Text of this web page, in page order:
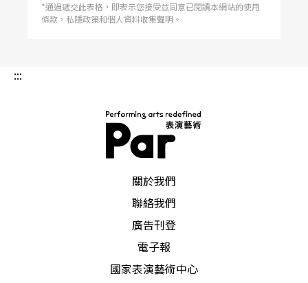
*通過遞交此表格，即表示您接受並同意已閱讀本網站的使用
條款，私隱政策和個人資料收集聲明。
:::
關於我們
聯絡我們
廣告刊登
電子報
國家表演藝術中心